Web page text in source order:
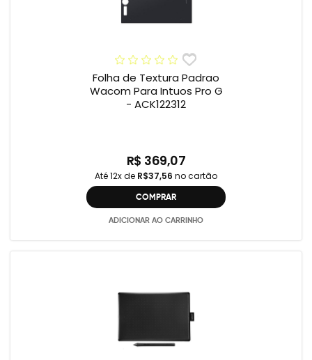
Folha de Textura Padrao
Wacom Para Intuos Pro G
- ACK122312
R$ 369,07
Até 12x de R$37,56 no cartão
COMPRAR
ADICIONAR AO CARRINHO